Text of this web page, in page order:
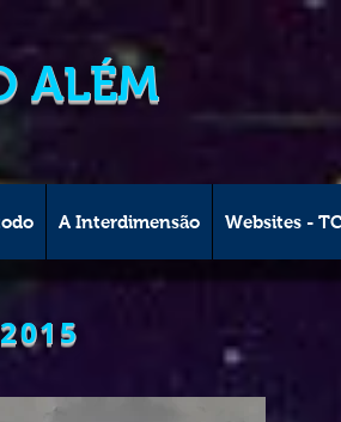
ALÉM
A Interdimensão Websites -